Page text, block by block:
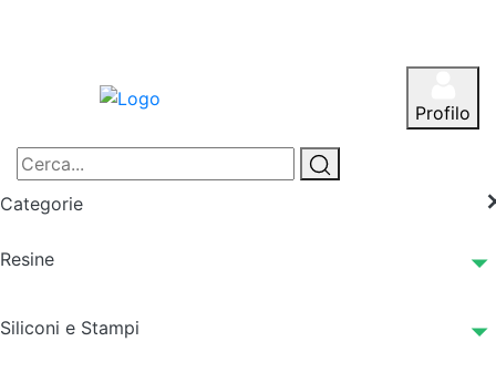
Profilo
Categorie
Resine
Siliconi e Stampi